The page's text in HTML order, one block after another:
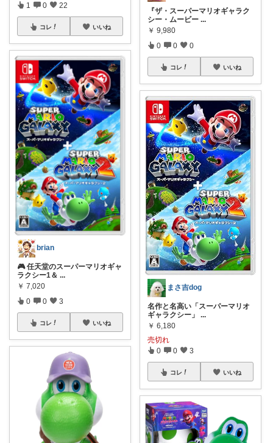
1 0 22
コレ いいね
brian
🎮 任天堂のスーパーマリオギャ
ラクシー1＆ ...
￥ 7,020
0 0 3
コレ いいね
『ザ・スーパーマリオギャラク
シー・ムービー ...
￥ 9,980
0 0 0
コレ いいね
まさ吉dog
名作と名高い「スーパーマリオ
ギャラクシー」
...
￥ 6,180
売切れ
0 0 3
コレ いいね